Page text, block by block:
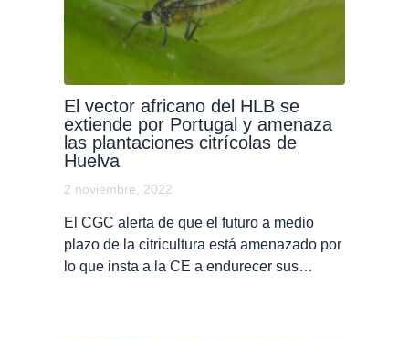
El vector africano del HLB se
extiende por Portugal y amenaza
las plantaciones citrícolas de
Huelva
2 noviembre, 2022
El CGC alerta de que el futuro a medio
plazo de la citricultura está amenazado por
lo que insta a la CE a endurecer sus…